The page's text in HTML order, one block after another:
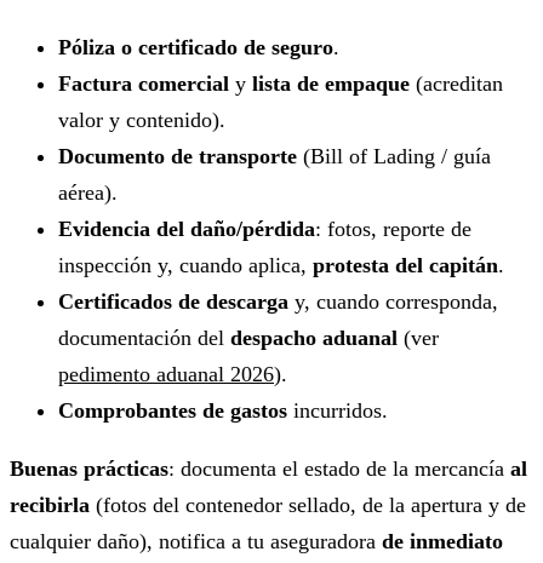
Póliza o certificado de seguro.
Factura comercial y lista de empaque (acreditan
valor y contenido).
Documento de transporte (Bill of Lading / guía
aérea).
Evidencia del daño/pérdida: fotos, reporte de
inspección y, cuando aplica, protesta del capitán.
Certificados de descarga y, cuando corresponda,
documentación del despacho aduanal (ver
pedimento aduanal 2026).
Comprobantes de gastos incurridos.
Buenas prácticas: documenta el estado de la mercancía al
recibirla (fotos del contenedor sellado, de la apertura y de
cualquier daño), notifica a tu aseguradora de inmediato